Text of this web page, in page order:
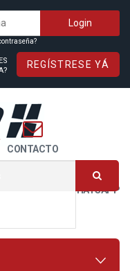
REGÍSTRESE YÁ
WHATSAPP
CONTACTO